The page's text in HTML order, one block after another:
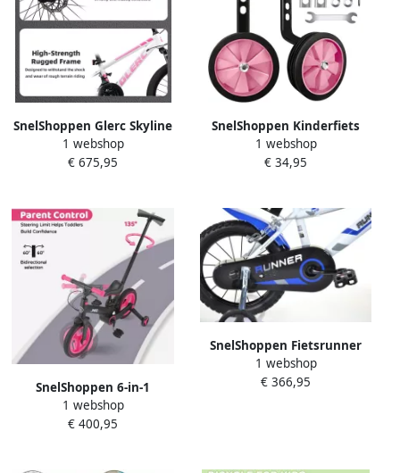
SnelShoppen Glerc Skyline
Kinder Mountainbike 20
Inch Fiets voor en 21
v
1 webshop
€ 675,95
SnelShoppen Kinderfiets
Stabilisatoren Verstelbare
Hulpwielen voor Fietsen
Wheels voor 12-20 Inc
1 webshop
€ 34,95
SnelShoppen 6-in-1
Loopfiets met Zijwielen en
Pedalen Converteerbare
1 webshop
€ 400,95
SnelShoppen Fietsrunner
Kinderfiets Blauw 14 Inch
Stevige Stalen Constructie
1 webshop
€ 366,95